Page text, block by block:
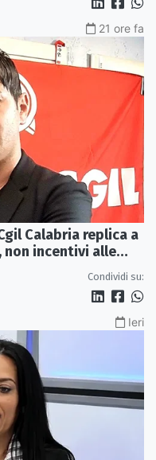
21 ore fa
Calabria replica a
non incentivi alle
Condividi su:
Ieri